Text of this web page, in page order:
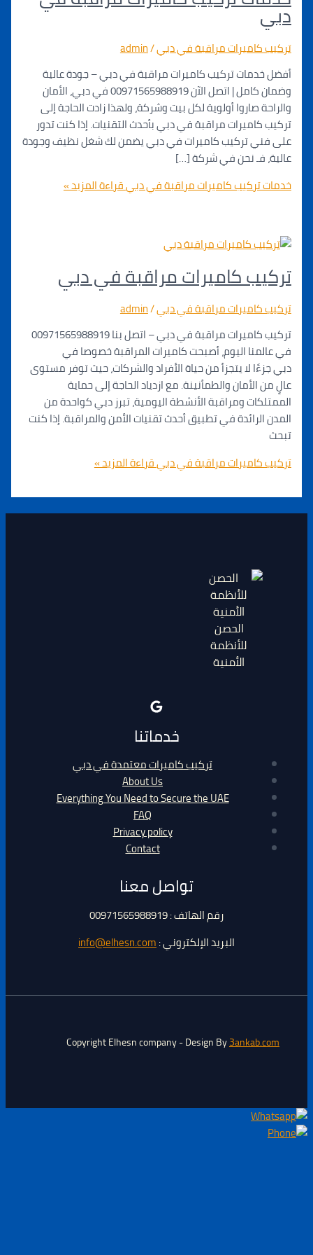
مراقبة في دبي/
admin
تركيب كاميرات مراقبة في دبي – جودة عالية
وضمان كامل | اتصل الآن 00971565988919 في دبي، الأمان
صاروا أولوية لكل بيت وشركة، ولهذا زادت الحاجة إلى
مراقبة في دبي بأحدث التقنيات. إذا كنت تدور
تركيب كاميرات في دبي يضمن لك شغل نظيف وجودة
فـ نحن في شركة […]
كاميرات مراقبة في دبيقراءة المزيد »
كاميرات مراقبة في دبي
مراقبة في دبي/
admin
تركيب كاميرات مراقبة في دبي – اتصل بنا 00971565988919
اليوم، أصبحت كاميرات المراقبة خصوصا في
لا يتجزأ من حياة الأفراد والشركات، حيث توفر مستوى
والطمأنينة. مع ازدياد الحاجة إلى حماية
ومراقبة الأنشطة اليومية، تبرز دبي كواحدة من
في تطبيق أحدث تقنيات الأمن والمراقبة. إذا كنت
مراقبة في دبيقراءة المزيد »
تركيب كاميرات معتمدة في دبي
Everything You Need to Secure the UAE
Privacy policy
تواصل معنا
رقم الهاتف : 00971565988919
البريد الإلكتروني :info@elhesn.com
Copyright Elhesn company - Design By